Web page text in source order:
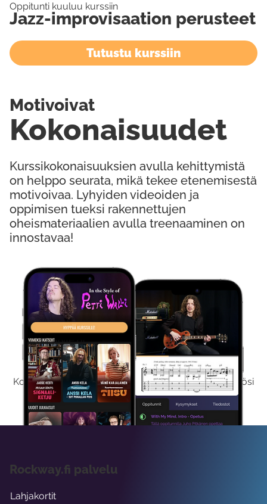
Kokeile Ilmaiseksi
Kokeilemalla ilmaiseksi saat koko sisältömme käyttöösi
viikon ajaksi.
Oppitunti kuuluu kurssiin
Jazz-improvisaation perusteet
Tutustu kurssiin
Kurssikokonaisuuksien avulla kehittymistä
on helppo seurata, mikä tekee etenemisestä
motivoivaa. Lyhyiden videoiden ja
oppimisen tueksi rakennettujen
oheismateriaalien avulla treenaaminen on
innostavaa!
Kokonaisuudet
Motivoivat
Rockway.fi palvelu
Lahjakortit